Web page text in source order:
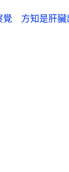
覺 方知是肝臟